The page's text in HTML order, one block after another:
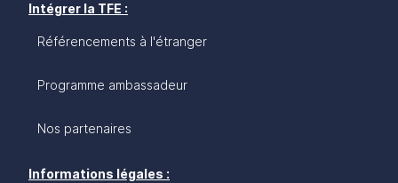
Intégrer la TFE :
Référencements à l'étranger
Programme ambassadeur
Nos partenaires
Informations légales :